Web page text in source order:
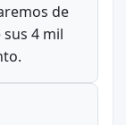
de
4 mil